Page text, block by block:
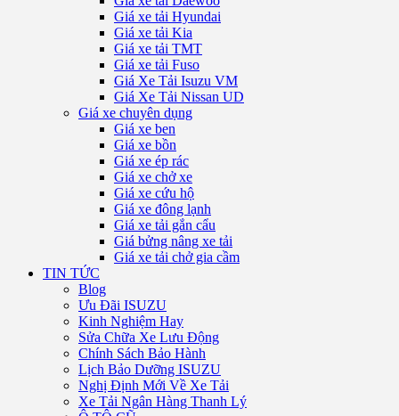
Giá xe tải Hyundai
Giá xe tải Kia
Giá xe tải TMT
Giá xe tải Fuso
Giá Xe Tải Isuzu VM
Giá Xe Tải Nissan UD
Giá xe chuyên dụng
Giá xe ben
Giá xe bồn
Giá xe ép rác
Giá xe chở xe
Giá xe cứu hộ
Giá xe đông lạnh
Giá xe tải gắn cẩu
Giá bửng nâng xe tải
Giá xe tải chở gia cầm
TIN TỨC
Blog
Ưu Đãi ISUZU
Kinh Nghiệm Hay
Sửa Chữa Xe Lưu Động
Chính Sách Bảo Hành
Lịch Bảo Dưỡng ISUZU
Nghị Định Mới Về Xe Tải
Xe Tải Ngân Hàng Thanh Lý